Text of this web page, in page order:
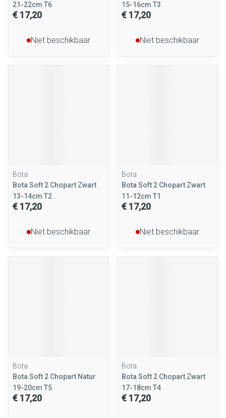
21-22cm T6
€ 17,20
Niet beschikbaar
15-16cm T3
€ 17,20
Niet beschikbaar
Bota
Bota Soft 2 Chopart Zwart
13-14cm T2
€ 17,20
Niet beschikbaar
Bota
Bota Soft 2 Chopart Zwart
11-12cm T1
€ 17,20
Niet beschikbaar
Bota
Bota Soft 2 Chopart Natur
19-20cm T5
€ 17,20
Bota
Bota Soft 2 Chopart Zwart
17-18cm T4
€ 17,20